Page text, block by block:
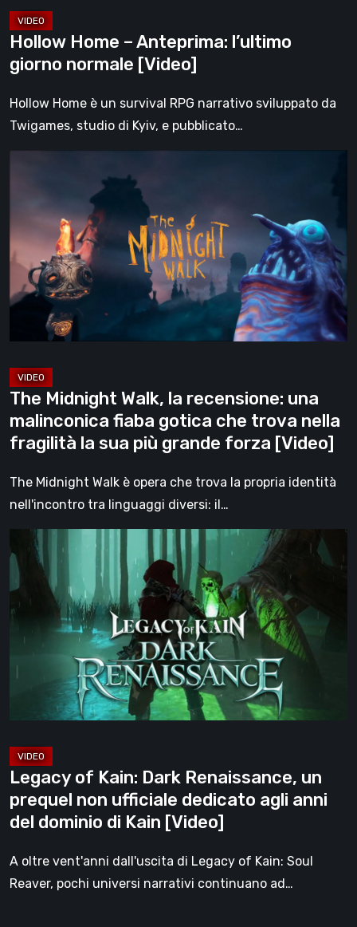
Hollow Home – Anteprima: l’ultimo
giorno normale [Video]
Hollow Home è un survival RPG narrativo sviluppato da
Twigames, studio di Kyiv, e pubblicato…
la
recensione:
una
malinconica
gotica
trova
nella
fragilità
la
forza
[Video]
The Midnight Walk, la recensione: una
malinconica fiaba gotica che trova nella
fragilità la sua più grande forza [Video]
The Midnight Walk è opera che trova la propria identità
nell'incontro tra linguaggi diversi: il…
Legacy
of
Dark
Renaissance,
ufficiale
agli
anni
del
dominio
Legacy of Kain: Dark Renaissance, un
prequel non ufficiale dedicato agli anni
del dominio di Kain [Video]
A oltre vent'anni dall'uscita di Legacy of Kain: Soul
Reaver, pochi universi narrativi continuano ad…